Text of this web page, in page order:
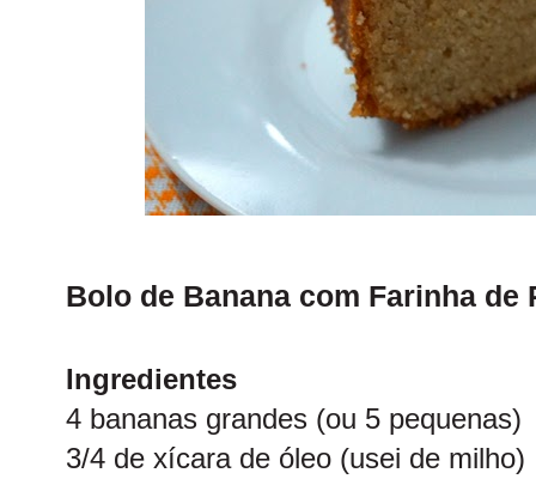
Bolo de Banana com Farinha de
Ingredientes
4 bananas grandes (ou 5 pequenas)
3/4 de xícara de óleo (usei de milho)